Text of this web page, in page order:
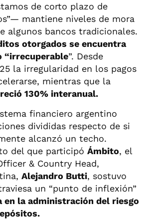
de corto plazo de
mantiene niveles de mora
algunos bancos tradicionales.
otorgados se encuentra
“irrecuperable”. Desde
la irregularidad en los pagos
mientras que la
130% interanual.
financiero argentino
divididas respecto de si
alcanzó un techo.
del que participó Ámbito, el
& Country Head,
Alejandro Butti, sostuvo
un “punto de inflexión”
en la administración del riesgo